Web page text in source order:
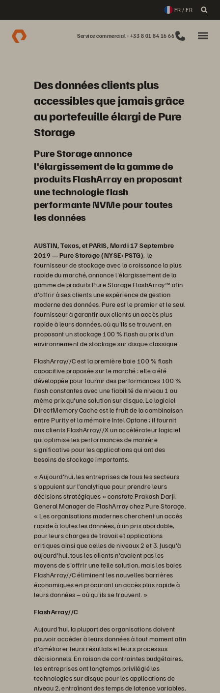
FR / FR
Service commercial : +33 8 01 84 16 66
Des données clients plus
accessibles que jamais grâce
au portefeuille élargi de Pure
Storage
Pure Storage annonce
l'élargissement de la gamme de
produits FlashArray en proposant
une technologie flash
performante NVMe pour toutes
les données
AUSTIN, Texas, et PARIS, Mardi 17 Septembre
2019 — Pure Storage (NYSE: PSTG), le
fournisseur de stockage avec la croissance la plus
rapide du marché, annonce l'élargissement de la
gamme de produits Pure Storage FlashArray™ afin
d'offrir à ses clients une expérience de gestion
moderne des données. Pure est le premier et le seul
fournisseur à garantir aux clients un accès plus
rapide à leurs données, où qu'ils se trouvent, en
proposant un stockage 100 % flash au prix d'un
environnement de stockage sur disque classique.
FlashArray//C est la première baie 100 % flash
capacitive proposée sur le marché ; elle a été
développée pour fournir des performances 100 %
flash constantes avec une fiabilité de niveau 1 au
même prix qu'une solution sur disque. Le logiciel
DirectMemory Cache est le fruit de la combinaison
entre Purity et la mémoire Intel Optane ; il fournit
aux clients FlashArray//X un accélérateur logiciel
qui optimise les performances de manière
significative pour les applications qui ont des
besoins de stockage importants.
« Aujourd'hui, les entreprises de tous les secteurs
s'appuient sur l’analytique pour prendre leurs
décisions stratégiques » constate Prakash Darji,
General Manager de FlashArray chez Pure Storage.
« Les organisations modernes cherchent un accès
rapide à toutes les données, à un prix abordable,
pour leurs charges de travail et applications
critiques ainsi que celles de niveaux 2 et 3. Jusqu'à
aujourd'hui, tous les clients n'avaient pas les
moyens de s'offrir une telle solution, mais les baies
FlashArray//C éliminent les nouvelles barrières
économiques en procurant un accès plus rapide à
leurs données – où qu'ils se trouvent. »
FlashArray//C
Aujourd'hui, la plupart des organisations doivent
pouvoir accéder à leurs données à tout moment afin
d'améliorer leurs résultats et leurs processus
décisionnels. En raison de contraintes budgétaires,
les entreprises ont longtemps privilégié les
technologies sur disque pour les applications de
niveau 2, entraînant des temps de latence variables,